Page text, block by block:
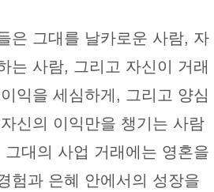
은 그대를 날카로운 사람, 자
는 사람, 그리고 자신이 거래
익을 세심하게, 그리고 양심
신의 이익만을 챙기는 사람
대의 사업 거래에는 영혼을
험과 은혜 안에서의 성장을